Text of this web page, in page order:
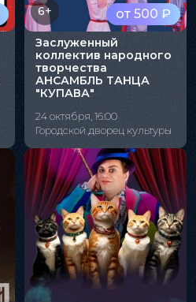
от 500 ₽
6+
Заслуженный
коллектив народного
творчества
АНСАМБЛЬ ТАНЦА
"КУПАВА"
24 октября, 16:00
Городской дворец культуры